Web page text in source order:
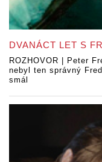
DVANÁCT LET S
ROZHOVOR | Peter
nebyl ten správný
smál